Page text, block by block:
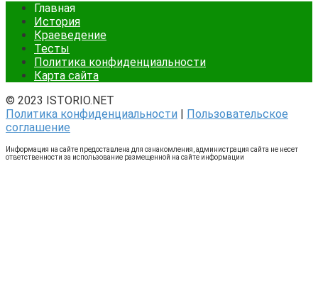
Главная
История
Краеведение
Тесты
Политика конфиденциальности
Карта сайта
© 2023 ISTORIO.NET
Политика конфиденциальности | Пользовательское
соглашение
Информация на сайте предоставлена для ознакомления, администрация сайта не несет
ответственности за использование размещенной на сайте информации